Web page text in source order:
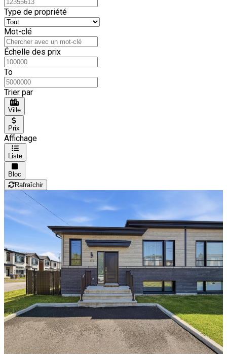
Type de propriété
Mot-clé
Échelle des prix
To
Trier par
Ville
Prix
Affichage
Liste
Bloc
Rafraîchir